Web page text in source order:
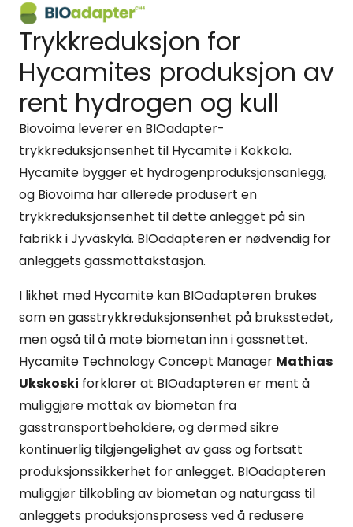
Trykkreduksjon for
Hycamites produksjon av
rent hydrogen og kull
Biovoima leverer en BIOadapter-
trykkreduksjonsenhet til Hycamite i Kokkola.
Hycamite bygger et hydrogenproduksjonsanlegg,
og Biovoima har allerede produsert en
trykkreduksjonsenhet til dette anlegget på sin
fabrikk i Jyväskylä. BIOadapteren er nødvendig for
anleggets gassmottakstasjon.
I likhet med Hycamite kan BIOadapteren brukes
som en gasstrykkreduksjonsenhet på bruksstedet,
men også til å mate biometan inn i gassnettet.
Hycamite Technology Concept Manager Mathias
Ukskoski forklarer at BIOadapteren er ment å
muliggjøre mottak av biometan fra
gasstransportbeholdere, og dermed sikre
kontinuerlig tilgjengelighet av gass og fortsatt
produksjonssikkerhet for anlegget. BIOadapteren
muliggjør tilkobling av biometan og naturgass til
anleggets produksjonsprosess ved å redusere